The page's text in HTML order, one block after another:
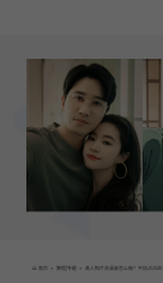
首页 > 教程|专题 > 真人照片改漫画怎么做？不妨试试这